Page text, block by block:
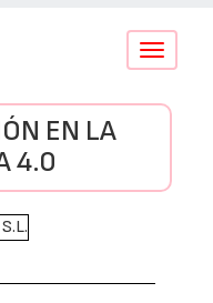
Conmutar
EN LA
4.0